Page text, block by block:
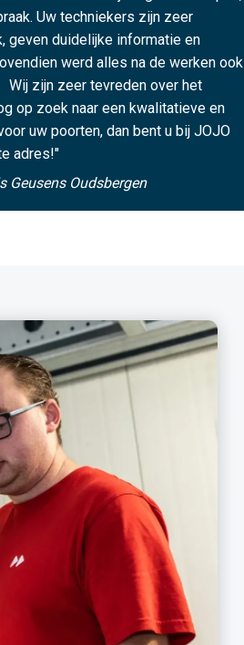
Uw techniekers zijn zeer
geven duidelijke informatie en
werd alles na de werken ook
Wij zijn zeer tevreden over het
op zoek naar een kwalitatieve en
uw poorten, dan bent u bij JOJO
adres!"
Geusens Oudsbergen